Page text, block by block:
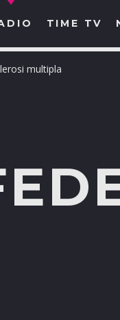
TIME TV
multipla